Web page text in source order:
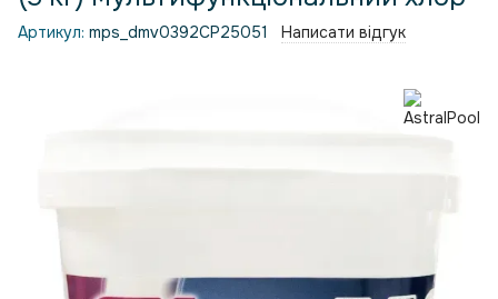
Артикул: mps_dmv0392CP25051 Написати відгук